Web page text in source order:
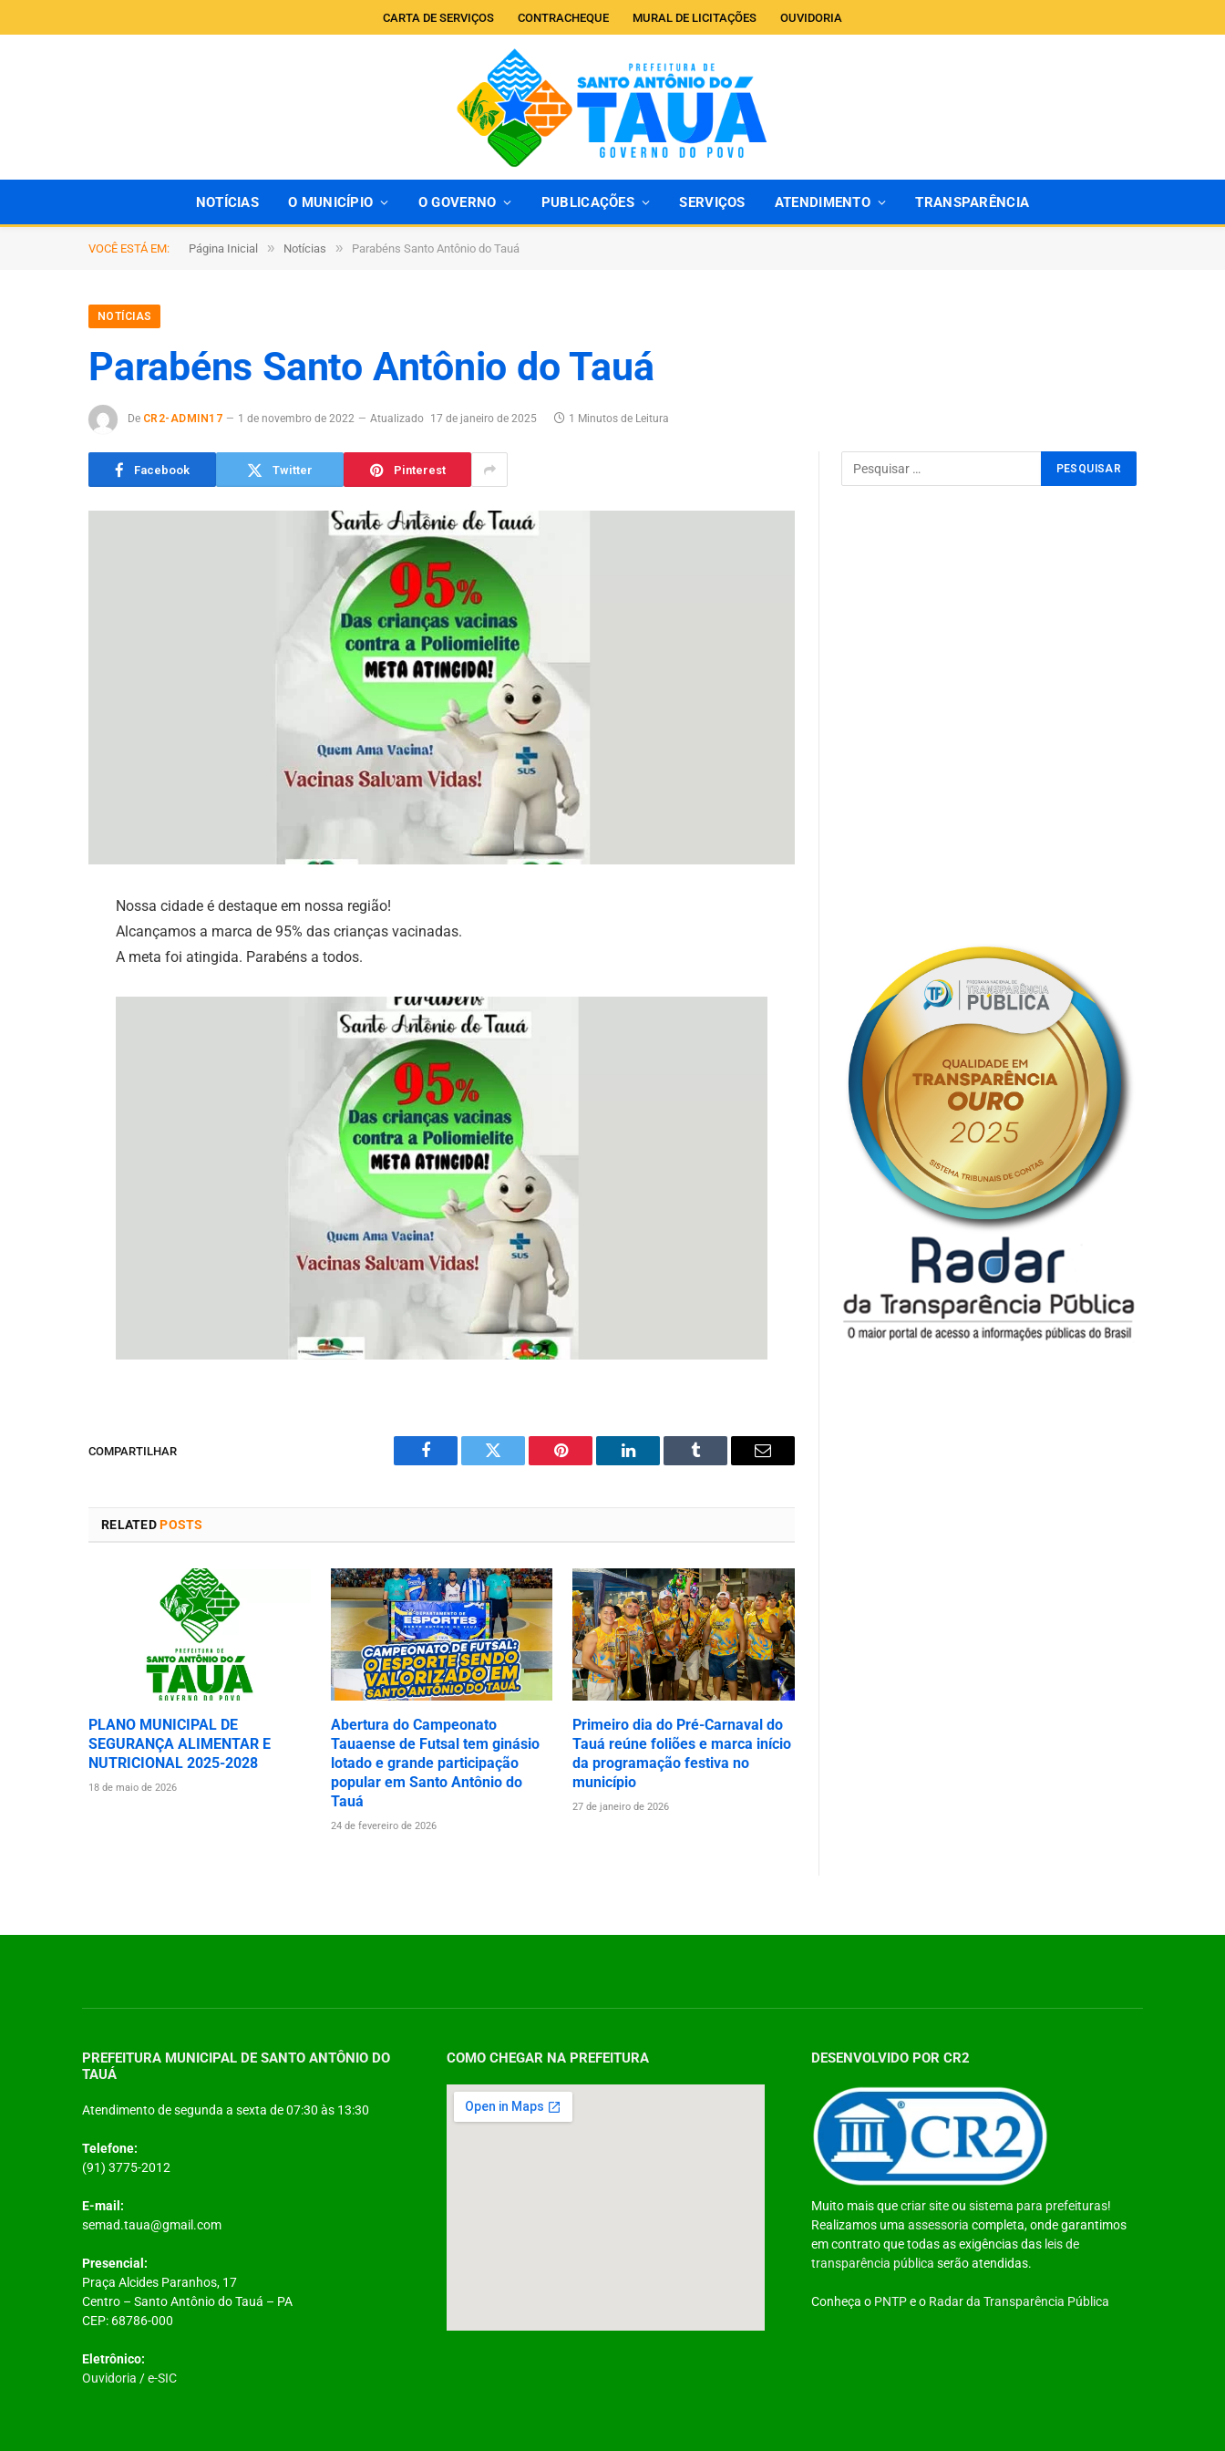
CARTA DE SERVIÇOS CONTRACHEQUE MURAL DE LICITAÇÕES OUVIDORIA
NOTÍCIAS O MUNICÍPIO O GOVERNO PUBLICAÇÕES SERVIÇOS ATENDIMENTO TRANSPARÊNCIA
VOCÊ ESTÁ EM: Página Inicial » Notícias » Parabéns Santo Antônio do Tauá
NOTÍCIAS
Parabéns Santo Antônio do Tauá
De CR2-ADMIN17 1 de novembro de 2022 Atualizado 17 de janeiro de 2025 1 Minutos de Leitura
Facebook Twitter Pinterest
Nossa cidade é destaque em nossa região!
Alcançamos a marca de 95% das crianças vacinadas.
A meta foi atingida. Parabéns a todos.
COMPARTILHAR
Facebook Twitter Pinterest LinkedIn Tumblr Email
RELATEDPOSTS
PLANO MUNICIPAL DE
SEGURANÇA ALIMENTAR E
NUTRICIONAL 2025-2028
18 de maio de 2026
Abertura do Campeonato
Tauaense de Futsal tem ginásio
lotado e grande participação
popular em Santo Antônio do
Tauá
24 de fevereiro de 2026
Primeiro dia do Pré-Carnaval do
Tauá reúne foliões e marca início
da programação festiva no
município
27 de janeiro de 2026
PREFEITURA MUNICIPAL DE SANTO ANTÔNIO DO
TAUÁ
Atendimento de segunda a sexta de 07:30 às 13:30
Telefone:
(91) 3775-2012
E-mail:
semad.taua@gmail.com
Presencial:
Praça Alcides Paranhos, 17
Centro – Santo Antônio do Tauá – PA
CEP: 68786-000
Eletrônico:
Ouvidoria /e-SIC
COMO CHEGAR NA PREFEITURA DESENVOLVIDO POR CR2
Muito mais quecriar siteou sistema para prefeituras!
Realizamos uma assessoria completa, onde garantimos
em contrato que todas as exigências das leis de
transparência pública serão atendidas.
Conheça o PNTPe o Radar da Transparência Pública